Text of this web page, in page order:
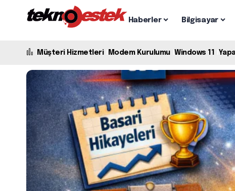
Haberler Bilgisayar
Müşteri Hizmetleri Modem Kurulumu Windows 11